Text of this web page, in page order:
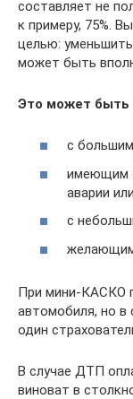
составляет не
к примеру, 75%.
целью:
может быть
Это может
с
имеющим
аварии
с
При мини-КАСКО
автомобиля, но в
один
В случае ДТП
виноват в